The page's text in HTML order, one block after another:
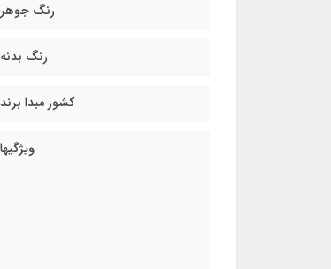
رنگ جوهر
رنگ بدنه
کشور مبدا برند
ویژگیها